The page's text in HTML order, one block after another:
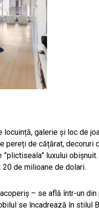
locuință, galerie și loc de
pereți de cățărat, decoruri
luxului
de milioane de dolari.
– se află într-un
se încadrează în stilul